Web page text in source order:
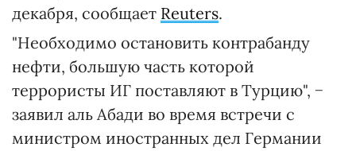
декабря, сообщает Reuters.
"Необходимо остановить контрабанду
нефти, большую часть которой
террористы ИГ поставляют в Турцию", −
заявил аль Абади во время встречи с
министром иностранных дел Германии